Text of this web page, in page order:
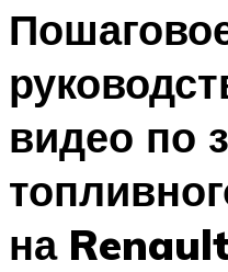
видео по
на